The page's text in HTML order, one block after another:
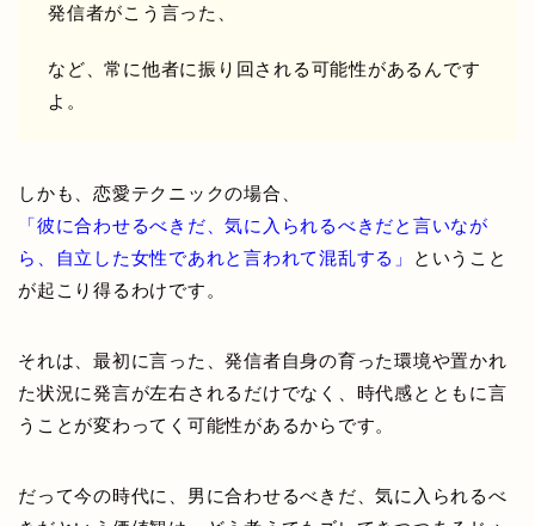
発信者がこう言った、
など、常に他者に振り回される可能性があるんです
よ。
しかも、恋愛テクニックの場合、
「彼に合わせるべきだ、気に入られるべきだと言いなが
ら、自立した女性であれと言われて混乱する」
ということ
が起こり得るわけです。
それは、最初に言った、発信者自身の育った環境や置かれ
た状況に発言が左右されるだけでなく、時代感とともに言
うことが変わってく可能性があるからです。
だって今の時代に、男に合わせるべきだ、気に入られるべ